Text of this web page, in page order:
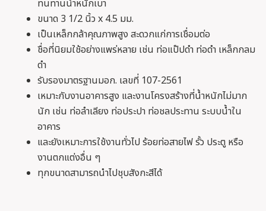
ทนทานน้ำหนักเบา
ขนาด 3 1/2 นิ้ว x 4.5 มม.
เป็นเหล็กกล้าคุณภาพสูง สะดวกแก่การเชื่อมต่อ
ชื่อที่นิยมใช้อย่างแพร่หลาย เช่น ท่อแป๊ปดำ ท่อดำ เหล็กกลม
ดำ
รับรองมาตรฐานมอก. เลขที่ 107-2561
เหมาะกับงานอาคารสูง และงานโครงสร้างที่น้ำหนักไม่มาก
นัก เช่น ท่อลำเลียง ท่อประปา ท่อชลประทาน ระบบน้ำใน
อาคาร
และยังเหมาะการใช้งานทั่วไป ร้อยท่อสายไฟ รั้ว ประตู หรือ
งานตกแต่งอื่น ๆ
ทุกขนาดสามารถนำไปชุบสังกะสีได้